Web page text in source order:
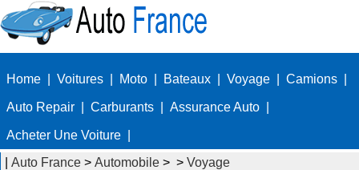
Home Voitures Moto Bateaux Voyage Camions
Auto Repair Carburants Assurance Auto
Acheter Une Voiture
Auto France > Automobile > > Voyage